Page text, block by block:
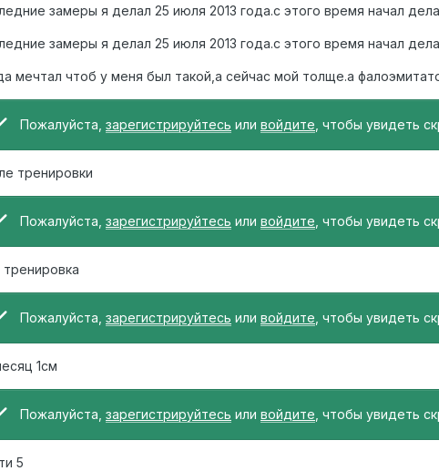
замеры я делал 25 июля 2013 года.с этого время начал
замеры я делал 25 июля 2013 года.с этого время начал
мечтал чтоб у меня был такой,а сейчас мой толще.а
Пожалуйста, зарегистрируйтесь или войдите , чтобы увидеть
тренировки
Пожалуйста, зарегистрируйтесь или войдите , чтобы увидеть
Пожалуйста, зарегистрируйтесь или войдите , чтобы увидеть
1см
Пожалуйста, зарегистрируйтесь или войдите , чтобы увидеть
5